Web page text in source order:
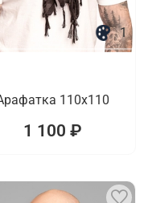
1
110x110
1 100 ₽